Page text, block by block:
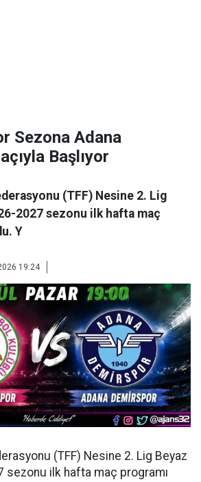
Sezona Adana
Başlıyor
(TFF) Nesine 2. Lig
2027 sezonu ilk hafta maç
Y
19:24
(TFF) Nesine 2. Lig Beyaz
sezonu ilk hafta maç programı